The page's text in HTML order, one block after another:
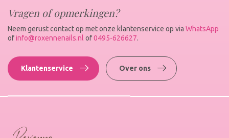
Vragen of opmerkingen?
Neem gerust contact op met onze klantenservice op via WhatsApp
ofinfo@roxennenails.nl of0495-626627.
Klantenservice Over ons